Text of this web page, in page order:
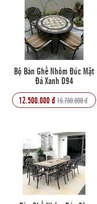
Bộ Bàn Ghế Nhôm Đúc Mặt
Đá Xanh D94
12.500.000 đ16.700.000 đ